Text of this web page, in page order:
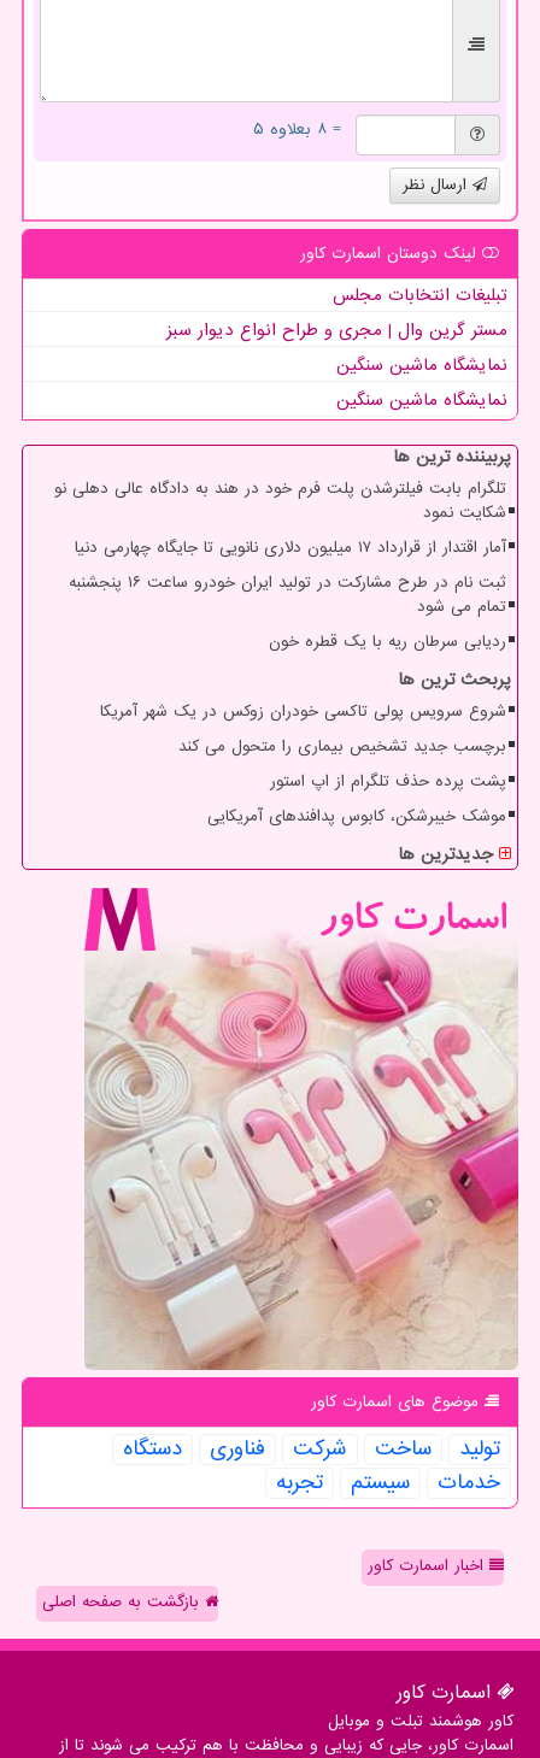
= ۸ بعلاوه ۵
ارسال نظر
لینک دوستان اسمارت كاور
تبلیغات انتخابات مجلس
مستر گرین وال | مجری و طراح انواع دیوار سبز
نمایشگاه ماشین سنگین
نمایشگاه ماشین سنگین
پربیننده ترین ها
تلگرام بابت فیلترشدن پلت فرم خود در هند به دادگاه عالی دهلی نو
شکایت نمود
آمار اقتدار از قرارداد ۱۷ میلیون دلاری نانویی تا جایگاه چهارمی دنیا
ثبت نام در طرح مشارکت در تولید ایران خودرو ساعت ۱۶ پنجشنبه
تمام می شود
ردیابی سرطان ریه با یک قطره خون
پربحث ترین ها
شروع سرویس پولی تاکسی خودران زوکس در یک شهر آمریکا
برچسب جدید تشخیص بیماری را متحول می کند
پشت پرده حذف تلگرام از اپ استور
موشک خیبرشکن، کابوس پدافندهای آمریکایی
جدیدترین ها
موضوع های اسمارت كاور
تولید ساخت شركت فناوری
دستگاه
خدمات
سیستم تجربه
اخبار اسمارت کاور
بازگشت به صفحه اصلی
اسمارت كاور
کاور هوشمند تبلت و موبایل
اسمارت کاور، جایی که زیبایی و محافظت با هم ترکیب می شوند تا از